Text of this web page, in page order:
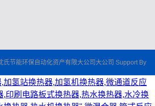
节能环保自动化资产有限大公司大公司 Support By
加氢站换热器,加氢机换热器,微通道反应
,印刷电路板式换热器,热水换热器,水冷换